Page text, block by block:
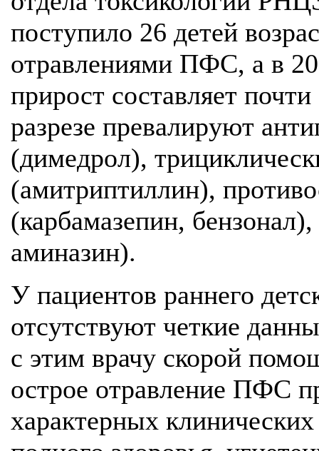
поступило 26 детей
отравлениями ПФС, а в
прирост составляет
разрезе превалируют
(димедрол),
(амитриптиллин),
(карбамазепин,
аминазин).
У пациентов раннего
отсутствуют четкие
с этим врачу скорой
острое отравление ПФС
характерных